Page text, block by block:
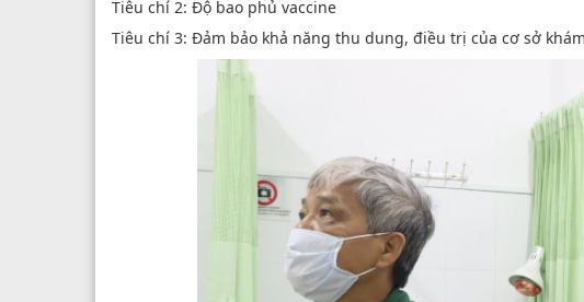
Tiêu chí 2: Độ bao phủ vaccine
Tiêu chí 3: Đảm bảo khả năng thu dung, điều trị của cơ sở